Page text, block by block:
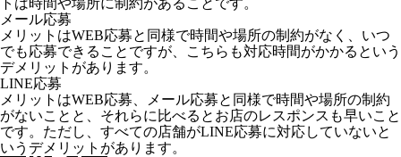
トは時間や場所に制約があることです。
メール応募
メリットはWEB応募と同様で時間や場所の制約がなく、いつ
でも応募できることですが、こちらも対応時間がかかるという
デメリットがあります。
LINE応募
メリットはWEB応募、メール応募と同様で時間や場所の制約
がないことと、それらに比べるとお店のレスポンスも早いこと
です。ただし、すべての店舗がLINE応募に対応していないと
いうデメリットがあります。